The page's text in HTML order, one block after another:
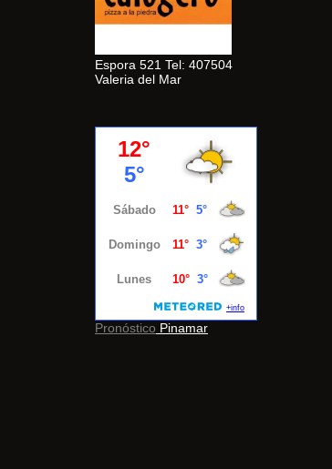
Espora 521 Tel: 407504
Valeria del Mar
Pronóstico Pinamar